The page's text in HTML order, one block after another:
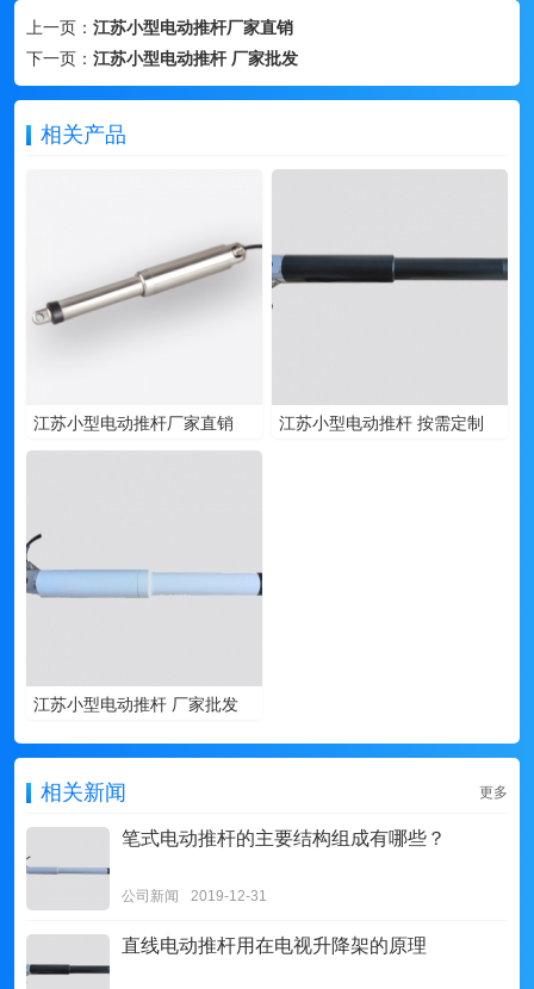
上一页： 江苏小型电动推杆厂家直销
下一页： 江苏小型电动推杆 厂家批发
相关产品
江苏小型电动推杆厂家直销 江苏小型电动推杆 按需定制
江苏小型电动推杆 厂家批发
相关新闻 更多
笔式电动推杆的主要结构组成有哪些？​
公司新闻 2019-12-31
直线电动推杆用在电视升降架的原理